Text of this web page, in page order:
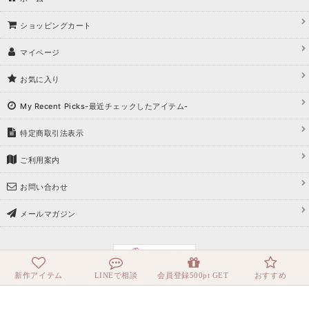
新作アイテム LINEで相談 会員登録500pt GET おすすめ
ショッピングカート
マイページ
お気に入り
My Recent Picks-最近チェックしたアイテム-
特定商取引法表示
ご利用案内
お問い合わせ
メールマガジン